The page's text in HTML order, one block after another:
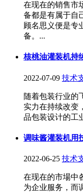
在现在的销售市
备都是有属于自
顾名思义便是专
备。...
核桃油灌装机持
2022-07-09 技术
随着包装行业的
实力在持续改变
品包装设计的工
调味酱灌装机用
2022-06-25 技术
在现在的市場中
为企业服务，而